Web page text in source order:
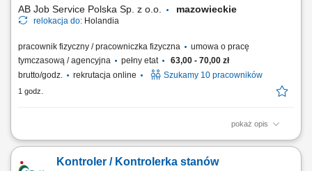
AB Job Service Polska Sp. z o.o. mazowieckie
relokacja do: Holandia
pracownik fizyczny / pracowniczka fizyczna
umowa o pracę
tymczasową / agencyjna
pełny etat
63,00 - 70,00 zł
brutto/godz.
rekrutacja online Szukamy 10 pracowników
1 godz.
pokaż opis
Czym będziesz się zajmować: Pobieraniem i kompletowaniem towarów
wewnętrznym materiałów do stref załadunkowych; Piętrowaniem palet
Kontroler / Kontrolerka stanów